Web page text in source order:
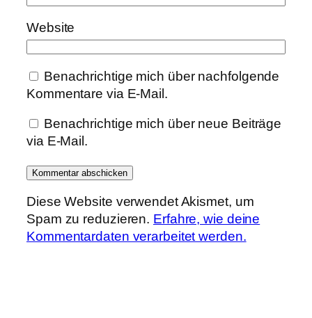
Website
Benachrichtige mich über nachfolgende
Kommentare via E-Mail.
Benachrichtige mich über neue Beiträge
via E-Mail.
Diese Website verwendet Akismet, um
Spam zu reduzieren. Erfahre, wie deine
Kommentardaten verarbeitet werden.